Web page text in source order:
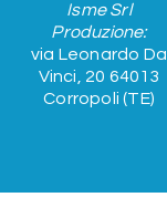
Isme Srl
Produzione:
via Leonardo Da
Vinci, 20 64013
Corropoli (TE)